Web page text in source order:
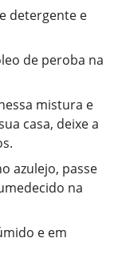
detergente e
de peroba na
mistura e
casa, deixe a
azulejo, passe
na
e em